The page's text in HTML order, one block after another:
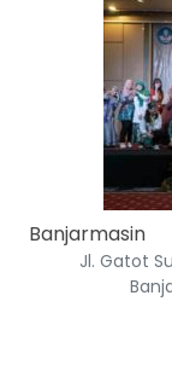
Banjarmasin
Jl. Gatot